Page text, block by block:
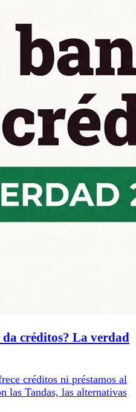
créditos? La verdad
créditos ni préstamos al
las Tandas, las alternativas